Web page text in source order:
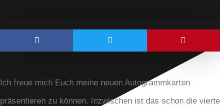
Ich freue mich Euch meine neuen Autogrammkarten
präsentieren zu können. Inzwischen ist das schon die vierte